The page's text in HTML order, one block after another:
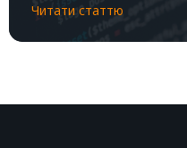
Читати статтю